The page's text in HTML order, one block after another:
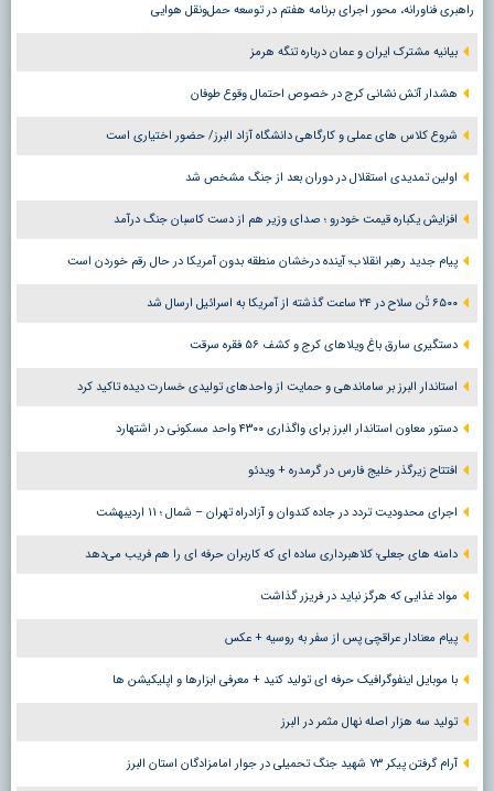
راهبری فناورانه، محور اجرای برنامه هفتم در توسعه حمل‌ونقل هوایی
بیانیه مشترک ایران و عمان درباره تنگه هرمز
هشدار آتش نشانی کرج در خصوص احتمال وقوع طوفان
شروع کلاس های عملی و کارگاهی دانشگاه آزاد البرز/ حضور اختیاری است
اولین تمدیدی استقلال در دوران بعد از جنگ مشخص شد
افزایش یکباره قیمت خودرو ؛ صدای وزیر هم از دست کاسبان جنگ درآمد
پیام جدید رهبر انقلاب؛ آینده درخشان منطقه بدون آمریکا در حال رقم خوردن است
۶۵۰۰ تُن سلاح در ۲۴ ساعت گذشته از آمریکا به اسرائیل ارسال شد
دستگیری سارق باغ ویلاهای کرج و کشف ۵۶ فقره سرقت
استاندار البرز بر ساماندهی و حمایت از واحدهای تولیدی خسارت دیده تاکید کرد
دستور معاون استاندار البرز برای واگذاری ۴۳۰۰ واحد مسکونی در اشتهارد
افتتاح زیرگذر خلیج فارس در گرمدره + ویدئو
اجرای محدودیت تردد در جاده کندوان و آزادراه تهران – شمال ؛ ١١ اردیبهشت
دامنه های جعلی؛ کلاهبرداری ساده ای که کاربران حرفه ای را هم فریب می‌دهد
مواد غذایی که هرگز نباید در فریزر گذاشت
پیام معنادار عراقچی پس از سفر به روسیه + عکس
با موبایل اینفوگرافیک حرفه ای تولید کنید + معرفی ابزارها و اپلیکیشن ها
تولید سه هزار اصله نهال مثمر در البرز
آرام گرفتن پیکر ۷۳ شهید جنگ تحمیلی در جوار امامزادگان استان البرز